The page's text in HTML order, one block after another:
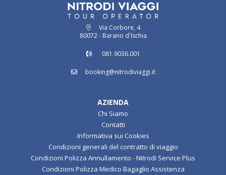
Via Corbore, 4
80072 - Barano d`Ischia
081.9036.001
booking@nitrodiviaggi.it
AZIENDA
Chi Siamo
Contatti
Informativa sui Cookies
Condizioni generali del contratto di viaggio
Condizioni Polizza Annullamento - Nitrodi Service Plus
Condizioni Polizza Medico Bagaglio Assistenza